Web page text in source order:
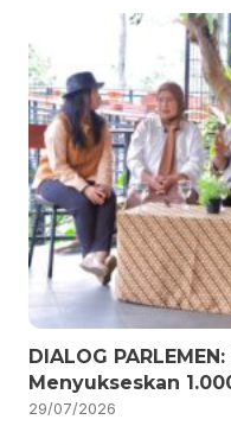
DIALOG
Menyukseskan
29/07/2026